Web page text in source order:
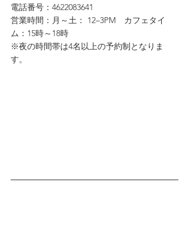
電話番号：4622083641
営業時間：月～土： 12–3PM　カフェタイ
ム：15時～18時
※夜の時間帯は4名以上の予約制となりま
す。